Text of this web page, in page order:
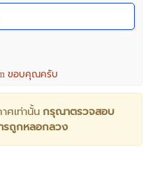
ขอบคุณครับ
ศเท่านั้น กรุณาตรวจสอบ
รถูกหลอกลวง